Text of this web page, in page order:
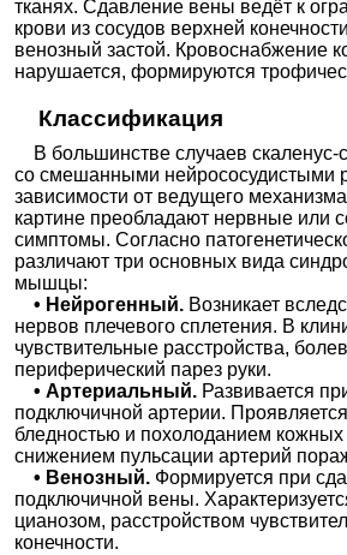
тканях. Сдавление вены ведёт к
крови из сосудов верхней
венозный застой. Кровоснабжение
нарушается, формируются
Классификация
В большинстве случаев скаленус-
со смешанными нейрососудистыми
зависимости от ведущего
картине преобладают нервные или
симптомы. Согласно
различают три основных вида
мышцы:
• Нейрогенный. Возникает
нервов плечевого сплетения. В
чувствительные расстройства,
периферический парез руки.
• Артериальный. Развивается
подключичной артерии.
бледностью и похолоданием кожных
снижением пульсации артерий
• Венозный. Формируется при
подключичной вены.
цианозом, расстройством
конечности.